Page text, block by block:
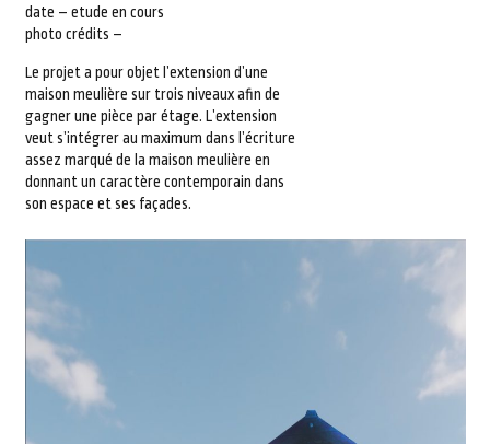
date – etude en cours
photo crédits –
Le projet a pour objet l’extension d’une
maison meulière sur trois niveaux afin de
gagner une pièce par étage. L’extension
veut s’intégrer au maximum dans l’écriture
assez marqué de la maison meulière en
donnant un caractère contemporain dans
son espace et ses façades.